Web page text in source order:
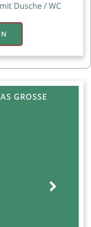
Dusche / WC
GROSSE